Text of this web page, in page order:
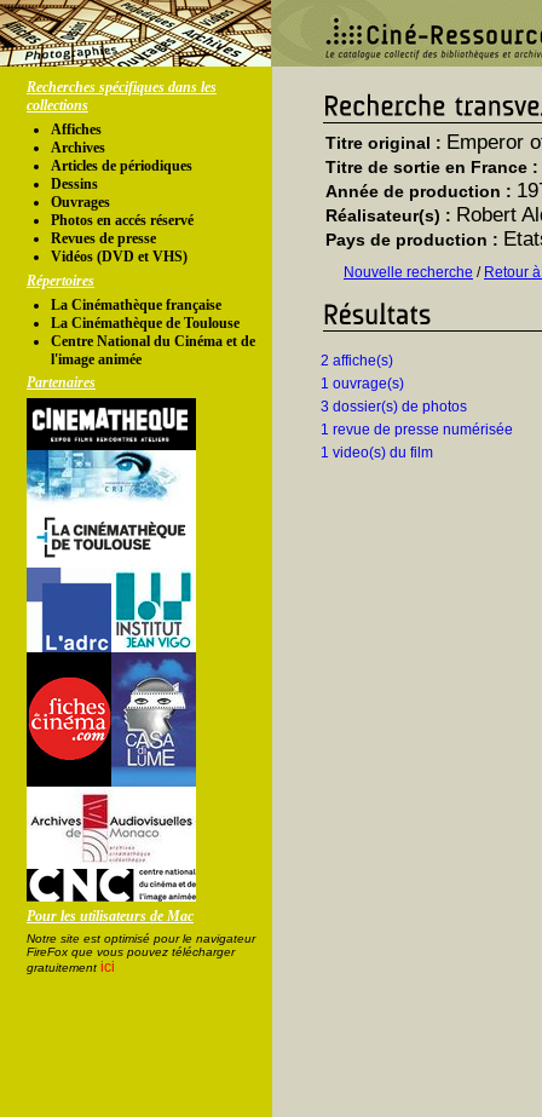
Recherches spécifiques dans les
collections
Affiches
Archives
Articles de périodiques
Dessins
Ouvrages
Photos en accés réservé
Revues de presse
Vidéos (DVD et VHS)
Répertoires
La Cinémathèque française
La Cinémathèque de Toulouse
Centre National du Cinéma et de
l'image animée
Partenaires
Pour les utilisateurs de Mac
Notre site est optimisé pour le navigateur
FireFox que vous pouvez télécharger
gratuitement ici
Titre original : Emperor
Titre de sortie en France :
Année de production :
Réalisateur(s) : Robert
Pays de production :
Nouvelle recherche / Retour
2 affiche(s)
1 ouvrage(s)
3 dossier(s) de photos
1 revue de presse numérisée
1 video(s) du film